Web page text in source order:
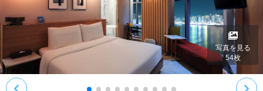
写真を見る
54枚